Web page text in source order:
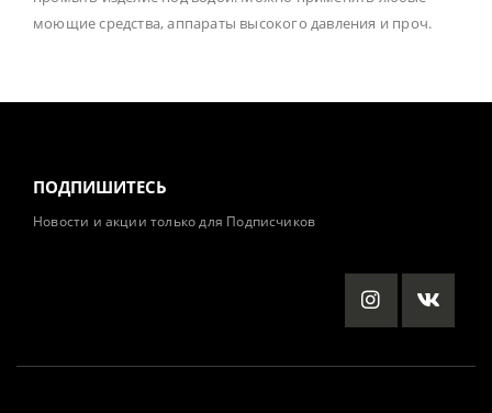
моющие средства, аппараты высокого давления и проч.
ПОДПИШИТЕСЬ
Новости и акции только для Подписчиков